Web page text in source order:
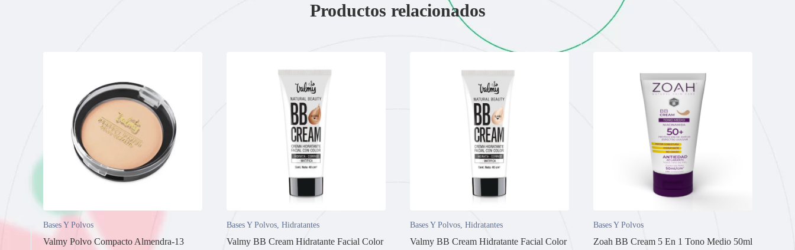
Productos relacionados
Bases Y Polvos
Valmy Polvo Compacto Almendra-13
Bases Y Polvos, Hidratantes
Valmy BB Cream Hidratante Facial Color
Bases Y Polvos, Hidratantes
Valmy BB Cream Hidratante Facial Color
Bases Y Polvos
Zoah BB Cream 5 En 1 Tono Medio 50ml